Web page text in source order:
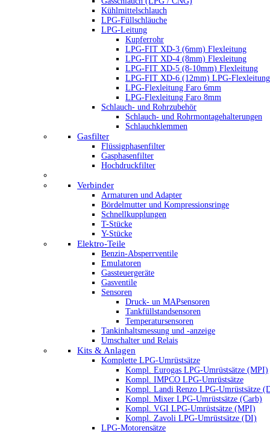
Kühlmittelschlauch
LPG-Füllschläuche
LPG-Leitung
Kupferrohr
LPG-FIT XD-3 (6mm) Flexleitung
LPG-FIT XD-4 (8mm) Flexleitung
LPG-FIT XD-5 (8-10mm) Flexleitung
LPG-FIT XD-6 (12mm) LPG-Flexleitung
LPG-Flexleitung Faro 6mm
LPG-Flexleitung Faro 8mm
Schlauch- und Rohrzubehör
Schlauch- und Rohrmontagehalterungen
Schlauchklemmen
Gasfilter
Flüssigphasenfilter
Gasphasenfilter
Hochdruckfilter
Verbinder
Armaturen und Adapter
Bördelmutter und Kompressionsringe
Schnellkupplungen
T-Stücke
Y-Stücke
Elektro-Teile
Benzin-Absperrventile
Emulatoren
Gassteuergeräte
Gasventile
Sensoren
Druck- un MAPsensoren
Tankfüllstandsensoren
Temperatursensoren
Tankinhaltsmessung und -anzeige
Umschalter und Relais
Kits & Anlagen
Komplette LPG-Umrüstsätze
Kompl. Eurogas LPG-Umrüstsätze (MPI)
Kompl. IMPCO LPG-Umrüstsätze
Kompl. Landi Renzo LPG-Umrüstsätze
Kompl. Mixer LPG-Umrüstsätze (Carb)
Kompl. VGI LPG-Umrüstsätze (MPI)
Kompl. Zavoli LPG-Umrüstsätze (DI)
LPG-Motorensätze